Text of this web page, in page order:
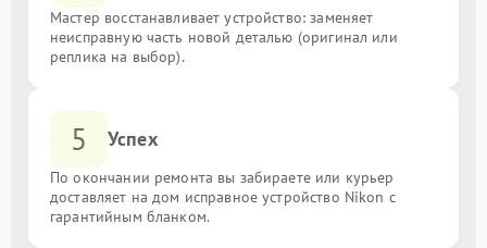
Мастер восстанавливает устройство: заменяет
неисправную часть новой деталью (оригинал или
реплика на выбор).
5 Успех
По окончании ремонта вы забираете или курьер
доставляет на дом исправное устройство Nikon с
гарантийным бланком.